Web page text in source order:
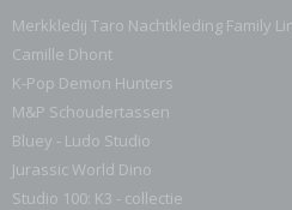
Merkkledij Taro Nachtkleding Family
Camille Dhont
K-Pop Demon Hunters
M&P Schoudertassen
Bluey - Ludo Studio
Jurassic World Dino
Studio 100: K3 - collectie